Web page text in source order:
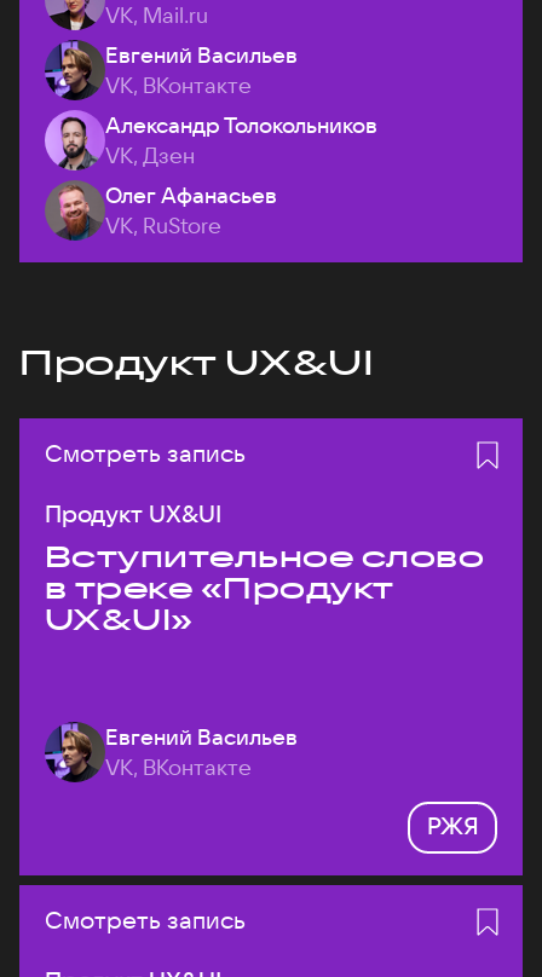
VK, Mail.ru
Евгений Васильев
VK, ВКонтакте
Александр Толокольников
VK, Дзен
Олег Афанасьев
VK, RuStore
Продукт UX&UI
Смотреть запись
Продукт UX&UI
Вступительное слово
в треке «Продукт
UX&UI»
Евгений Васильев
VK, ВКонтакте
РЖЯ
Смотреть запись